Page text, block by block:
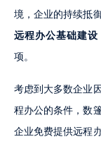
境，企业的持续抵
远程办公基础建设
项。
考虑到大多数企业
程办公的条件，数
企业免费提供远程